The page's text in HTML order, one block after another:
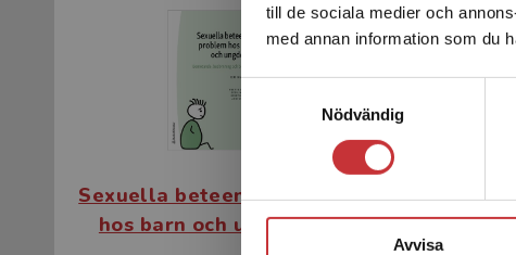
till de sociala medier och
med annan information som du
Samtyckesval
Nödvändig
Avvisa
Sexuella beteendeproblem
hos barn och ungdomar
hos